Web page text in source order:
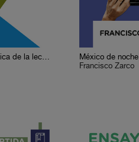
Cervantes o la crítica de la lectura
México de noche
Francisco Zarco